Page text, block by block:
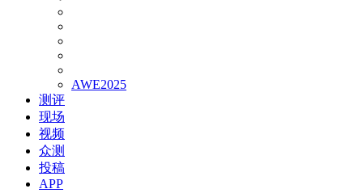
AWE2025
测评
现场
视频
众测
投稿
APP